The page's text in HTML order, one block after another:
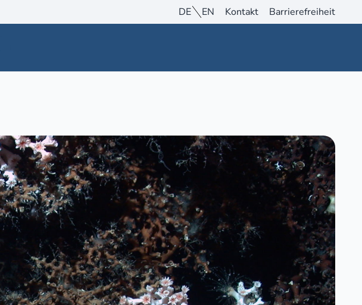
DE EN Kontakt Barrierefreiheit